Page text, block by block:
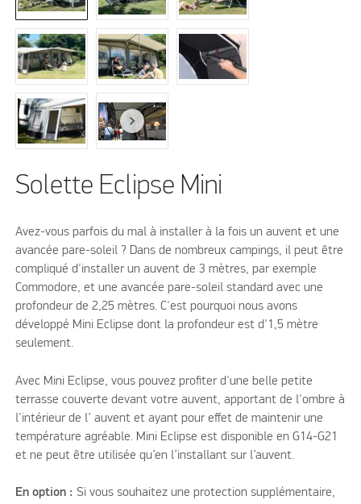
Solette Eclipse Mini
Avez-vous parfois du mal à installer à la fois un auvent et une
avancée pare-soleil ? Dans de nombreux campings, il peut être
compliqué d'installer un auvent de 3 mètres, par exemple
Commodore, et une avancée pare-soleil standard avec une
profondeur de 2,25 mètres. C'est pourquoi nous avons
développé Mini Eclipse dont la profondeur est d'1,5 mètre
seulement.
Avec Mini Eclipse, vous pouvez profiter d'une belle petite
terrasse couverte devant votre auvent, apportant de l'ombre à
l'intérieur de l’ auvent et ayant pour effet de maintenir une
température agréable. Mini Eclipse est disponible en G14-G21
et ne peut être utilisée qu’en l’installant sur l’auvent.
En option : Si vous souhaitez une protection supplémentaire,